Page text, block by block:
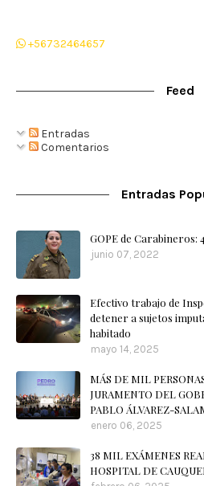
+56732464657
Feed
Entradas
Comentarios
Entradas
GOPE de Carabineros:
junio 07, 2022
Efectivo trabajo de
detener a sujetos
habitado
mayo 14, 2025
MÁS DE MIL
JURAMENTO DEL
PABLO ÁLVAREZ-
enero 06, 2025
38 MIL EXÁMENES
HOSPITAL DE